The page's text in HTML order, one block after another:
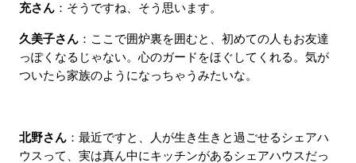
充さん：そうですね、そう思います。
久美子さん：ここで囲炉裏を囲むと、初めての人もお友達
っぽくなるじゃない。心のガードをほぐしてくれる。気が
ついたら家族のようになっちゃうみたいな。
北野さん：最近ですと、人が生き生きと過ごせるシェアハ
ウスって、実は真ん中にキッチンがあるシェアハウスだっ